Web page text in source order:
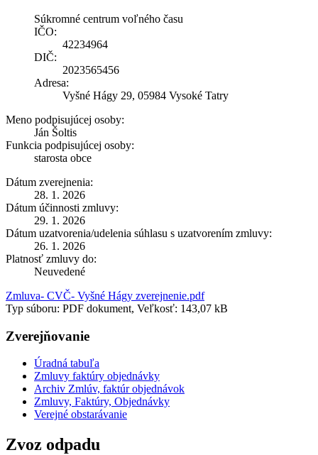
Súkromné centrum voľného času
IČO:
42234964
DIČ:
2023565456
Adresa:
Vyšné Hágy 29, 05984 Vysoké Tatry
Meno podpisujúcej osoby:
Ján Šoltis
Funkcia podpisujúcej osoby:
starosta obce
Dátum zverejnenia:
28. 1. 2026
Dátum účinnosti zmluvy:
29. 1. 2026
Dátum uzatvorenia/udelenia súhlasu s uzatvorením zmluvy:
26. 1. 2026
Platnosť zmluvy do:
Neuvedené
Zmluva- CVČ- Vyšné Hágy zverejnenie.pdf
Typ súboru: PDF dokument, Veľkosť: 143,07 kB
Zverejňovanie
Úradná tabuľa
Zmluvy faktúry objednávky
Archiv Zmlúv, faktúr objednávok
Zmluvy, Faktúry, Objednávky
Verejné obstarávanie
Zvoz odpadu